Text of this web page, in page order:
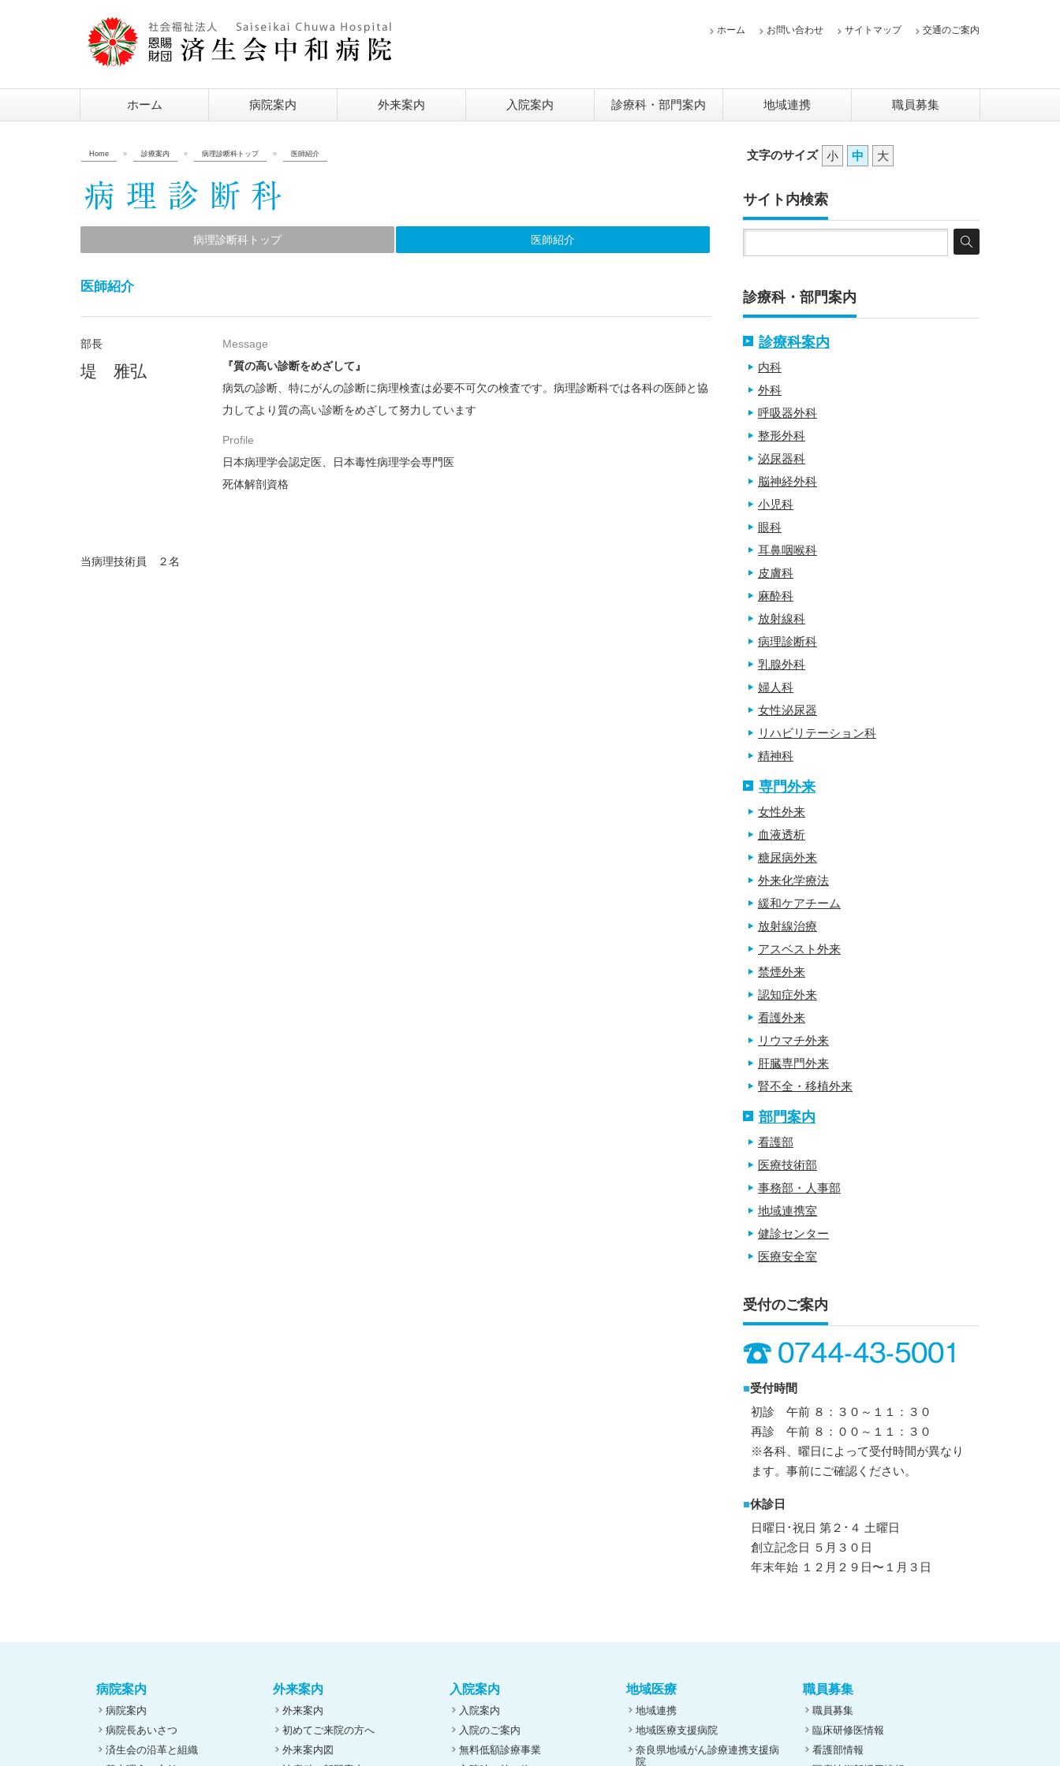
ホーム お問い合わせ サイトマップ 交通のご案内
ホーム 病院案内 外来案内 入院案内 診療科・部門案内 地域連携 職員募集
Home » 診療案内 » 病理診断科トップ » 医師紹介
病理診断科トップ 医師紹介
医師紹介
部長
堤 雅弘
Message
『質の高い診断をめざして』
病気の診断、特にがんの診断に病理検査は必要不可欠の検査です。病理診断科では各科の医師と協
力してより質の高い診断をめざして努力しています
Profile
日本病理学会認定医、日本毒性病理学会専門医
死体解剖資格
当病理技術員 ２名
文字のサイズ 小 中 大
サイト内検索
診療科・部門案内
診療科案内
内科
外科
呼吸器外科
整形外科
泌尿器科
脳神経外科
小児科
眼科
耳鼻咽喉科
皮膚科
麻酔科
放射線科
病理診断科
乳腺外科
婦人科
女性泌尿器
リハビリテーション科
精神科
専門外来
女性外来
血液透析
糖尿病外来
外来化学療法
緩和ケアチーム
放射線治療
アスベスト外来
禁煙外来
認知症外来
看護外来
リウマチ外来
肝臓専門外来
腎不全・移植外来
部門案内
看護部
医療技術部
事務部・人事部
地域連携室
健診センター
医療安全室
受付のご案内
■受付時間
初診 午前 ８：３０～１１：３０
再診 午前 ８：００～１１：３０
※各科、曜日によって受付時間が異なり
ます。事前にご確認ください。
■休診日
日曜日･祝日 第２･４ 土曜日
創立記念日 ５月３０日
年末年始 １２月２９日〜１月３日
病院案内
病院案内
病院長あいさつ
済生会の沿革と組織
外来案内
外来案内
初めてご来院の方へ
外来案内図
入院案内
入院案内
入院のご案内
無料低額診療事業
地域医療
地域連携
地域医療支援病院
奈良県地域がん診療連携支援病
院
職員募集
職員募集
臨床研修医情報
看護部情報